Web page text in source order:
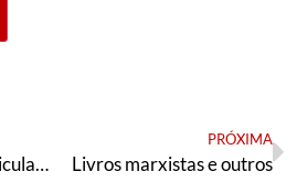
Tendência petista Articulação de Esquerda divulga texto base de seu congresso
PRÓXIMA
Livros marxistas e outros